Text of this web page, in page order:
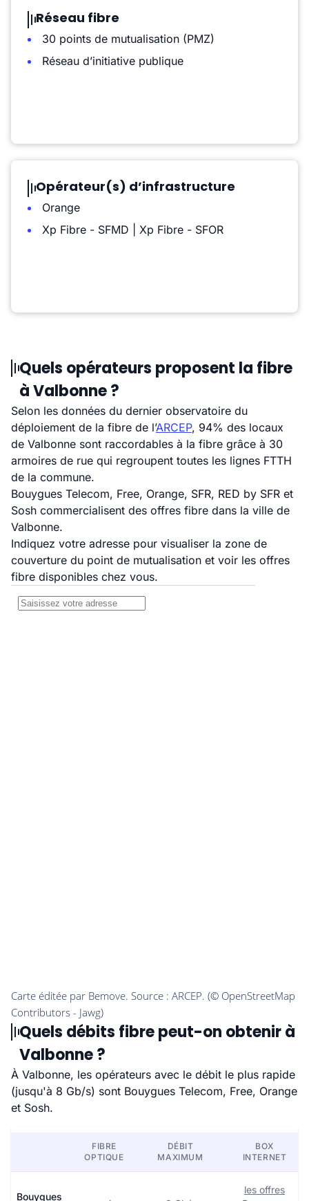
Réseau fibre
30 points de mutualisation (PMZ)
Réseau d’initiative publique
Opérateur(s) d’infrastructure
Orange
Xp Fibre - SFMD | Xp Fibre - SFOR
Quels opérateurs proposent la fibre
à Valbonne ?
Selon les données du dernier observatoire du
déploiement de la fibre de l’ARCEP, 94% des locaux
de Valbonne sont raccordables à la fibre grâce à 30
armoires de rue qui regroupent toutes les lignes FTTH
de la commune.
Bouygues Telecom, Free, Orange, SFR, RED by SFR et
Sosh commercialisent des offres fibre dans la ville de
Valbonne.
Indiquez votre adresse pour visualiser la zone de
couverture du point de mutualisation et voir les offres
fibre disponibles chez vous.
Quels débits fibre peut-on obtenir à
Valbonne ?
À Valbonne, les opérateurs avec le débit le plus rapide
(jusqu'à 8 Gb/s) sont Bouygues Telecom, Free, Orange
et Sosh.
FIBRE
OPTIQUE
DÉBIT
MAXIMUM
BOX
INTERNET
Bouygues
les offres